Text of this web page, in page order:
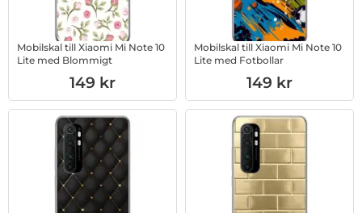
Mobilskal till Xiaomi Mi Note 10
Lite med Blommigt
Art. nr 1003234049
149 kr
Mobilskal till Xiaomi Mi Note 10
Lite med Fotbollar
Art. nr 1003234050
149 kr